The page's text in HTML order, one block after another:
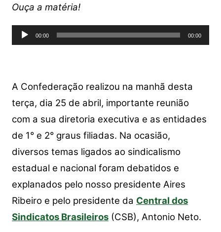
at
s
A
c
e
b
k
itt
er y
Li
e
Ouça a matéria!
Tocador
de
00:00 00:00
A Confederação realizou na manhã desta
terça, dia 25 de abril, importante reunião
com a sua diretoria executiva e as entidades
de 1° e 2° graus filiadas. Na ocasião,
diversos temas ligados ao sindicalismo
estadual e nacional foram debatidos e
explanados pelo nosso presidente Aires
Ribeiro e pelo presidente da Central dos
Sindicatos Brasileiros(CSB), Antonio Neto.